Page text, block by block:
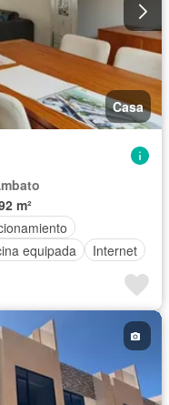
Casa
m²
equipada
Internet